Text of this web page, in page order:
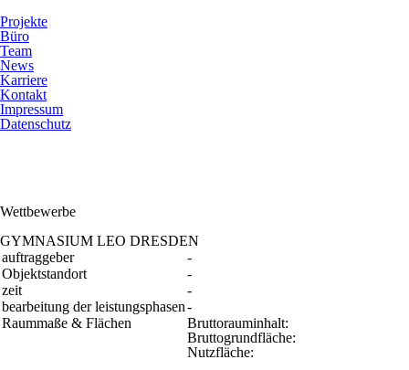
Projekte
Büro
Team
News
Karriere
Kontakt
Impressum
Datenschutz
Wettbewerbe
GYMNASIUM LEO DRESDEN
auftraggeber
-
Objektstandort
-
zeit
-
bearbeitung der leistungsphasen-
Raummaße & Flächen
Bruttorauminhalt:
Bruttogrundfläche:
Nutzfläche: